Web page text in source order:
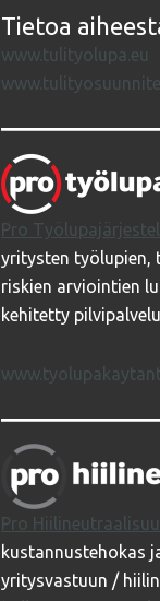
Tietoa
www.tulityolupa.eu
Pro
yritysten työlupien,
riskien arviointien
kehitetty
Pro
kustannustehokas
yritysvastuun /